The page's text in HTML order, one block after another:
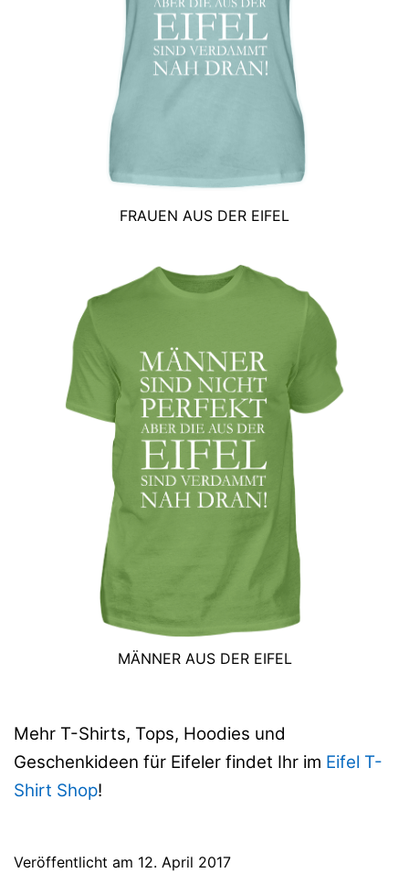
FRAUEN AUS DER EIFEL
MÄNNER AUS DER EIFEL
Mehr T-Shirts, Tops, Hoodies und
Geschenkideen für Eifeler findet Ihr im Eifel T-
Shirt Shop!
Veröffentlicht am 12. April 2017